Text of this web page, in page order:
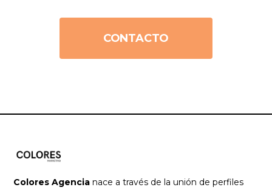
CONTACTO
Colores Agencia nace a través de la unión de perfiles